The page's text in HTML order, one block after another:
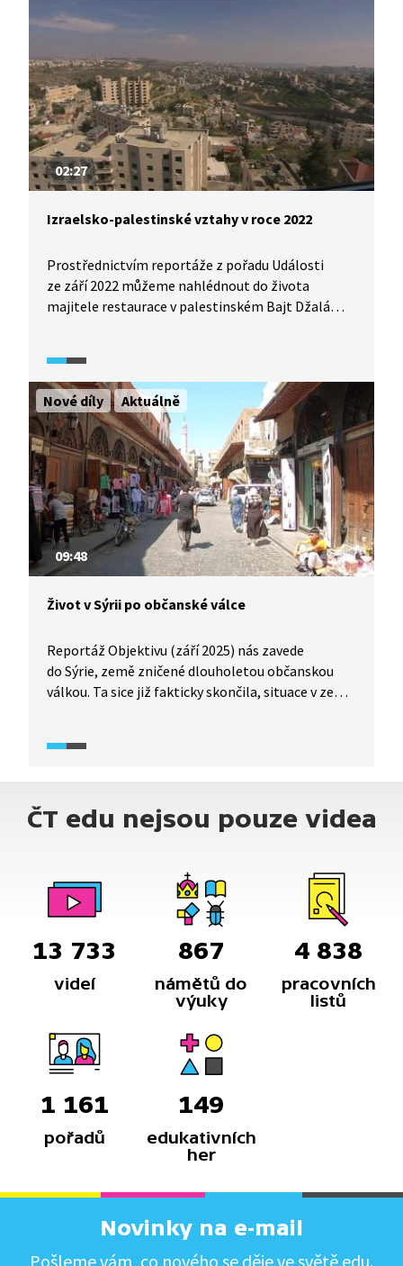
na izraelském území. Mírový proces se od počátku
stále nemají. Jak vypadaly palestinsko-izraelské
vztahy o čtvrtstoletí později přibližuje reportáž
Událostí ze září 2018.
02:27
Izraelsko-palestinské vztahy v roce 2022
Prostřednictvím reportáže z pořadu Události
ze září 2022 můžeme nahlédnout do života
majitele restaurace v palestinském Bajt Džalá
druhá intifáda v letech 2000-2005. Zároveň
přibližuje i aktuální situaci v této oblasti - mimo
jiné i to, jaké problémy musí denně překonávat
při cestování do Izraele.
Nové díly Aktuálně
09:48
Život v Sýrii po občanské válce
Reportáž Objektivu (září 2025) nás zavede
do Sýrie, země zničené dlouholetou občanskou
válkou. Ta sice již fakticky skončila, situace v zemi
přiblíží reportáž ze dvou syrských měst - hlavního
i řadu významných syrských památek.
ČT edu nejsou pouze videa
13 733
videí
867
námětů do
výuky
4 838
pracovních
listů
1 161
pořadů
149
edukativních
her
Novinky na e-mail
Pošleme vám, co nového se děje ve světě edu.